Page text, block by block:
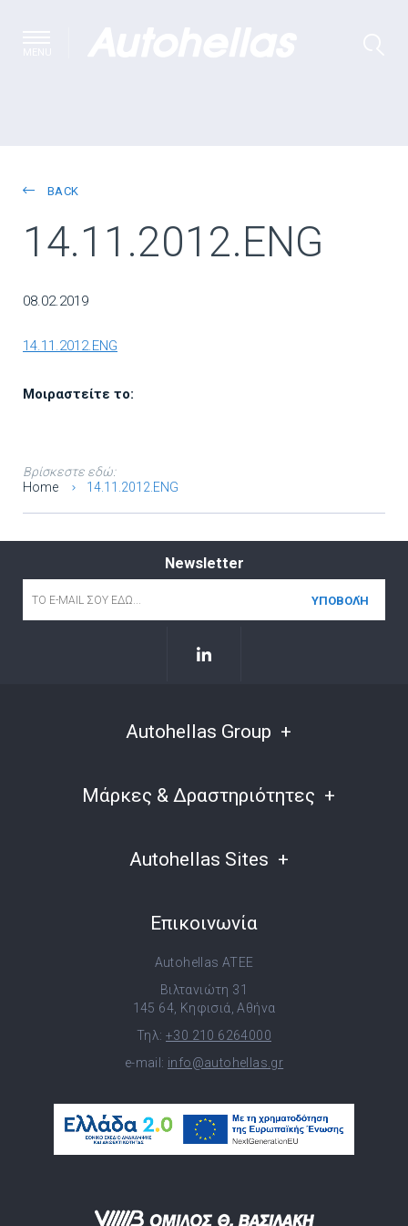
BACK
14.11.2012.ENG
08.02.2019
14.11.2012.ENG
Μοιραστείτε το:
Βρίσκεστε εδώ:
Home
14.11.2012.ENG
Newsletter
Autohellas Group
Μάρκες & Δραστηριότητες
Autohellas Sites
Επικοινωνία
Autohellas ATEE
Βιλτανιώτη 31
145 64, Κηφισιά, Αθήνα
Τηλ: +30 210 6264000
e-mail: info@autohellas.gr